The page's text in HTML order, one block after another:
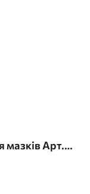
мазків Арт.